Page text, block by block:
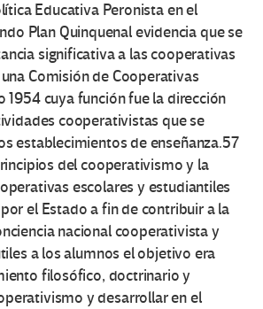
Educativa Peronista en el
Plan Quinquenal evidencia que se
significativa a las cooperativas
Comisión de Cooperativas
1954 cuya función fue la dirección
cooperativistas que se
establecimientos de enseñanza.57
del cooperativismo y la
escolares y estudiantiles
el Estado a fin de contribuir a la
nacional cooperativista y
a los alumnos el objetivo era
filosófico, doctrinario y
y desarrollar en el